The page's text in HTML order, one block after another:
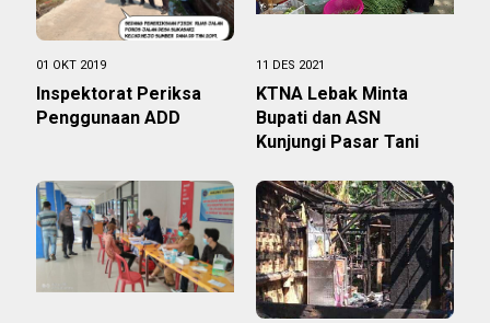
01 OKT 2019
Inspektorat Periksa
Penggunaan ADD
11 DES 2021
KTNA Lebak Minta
Bupati dan ASN
Kunjungi Pasar Tani